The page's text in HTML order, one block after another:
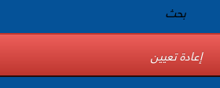
بحث
إعادة تعيين